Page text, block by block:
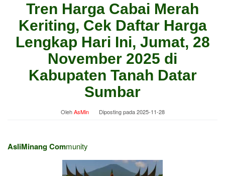
Tren Harga Cabai Merah
Keriting, Cek Daftar Harga
Lengkap Hari Ini, Jumat, 28
November 2025 di
Kabupaten Tanah Datar
Sumbar
OlehAsMin Diposting pada2025-11-28
AsliMinang Community